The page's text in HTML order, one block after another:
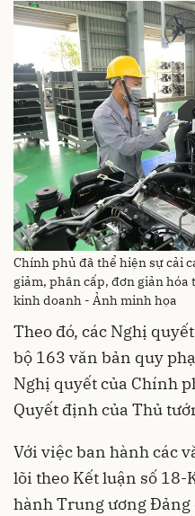
Chính phủ đã thể hiện sự cải
giảm, phân cấp, đơn giản
kinh doanh - Ảnh minh họa
Theo đó, các Nghị
bộ 163 văn bản quy
Nghị quyết của Chính
Quyết định của Thủ
Với việc ban hành các
lõi theo Kết luận số 18-
hành Trung ương